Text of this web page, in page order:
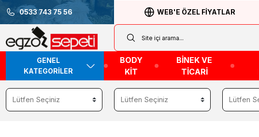
0533 743 75 56 WEB'E ÖZEL FİYATLAR
GENEL
KATEGORİLER
BODY
KİT
BİNEK VE
TİCARİ